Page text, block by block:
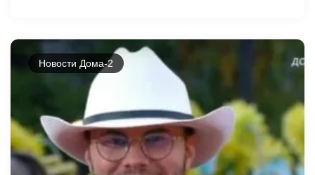
Новости Дома-2